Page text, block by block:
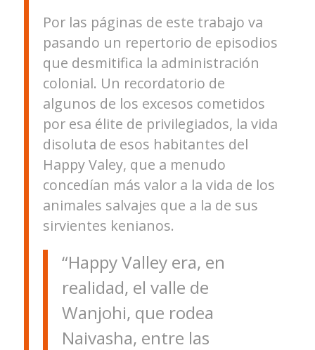
Por las páginas de este trabajo va
pasando un repertorio de episodios
que desmitifica la administración
colonial. Un recordatorio de
algunos de los excesos cometidos
por esa élite de privilegiados, la vida
disoluta de esos habitantes del
Happy Valey, que a menudo
concedían más valor a la vida de los
animales salvajes que a la de sus
sirvientes kenianos.
“Happy Valley era, en
realidad, el valle de
Wanjohi, que rodea
Naivasha, entre las